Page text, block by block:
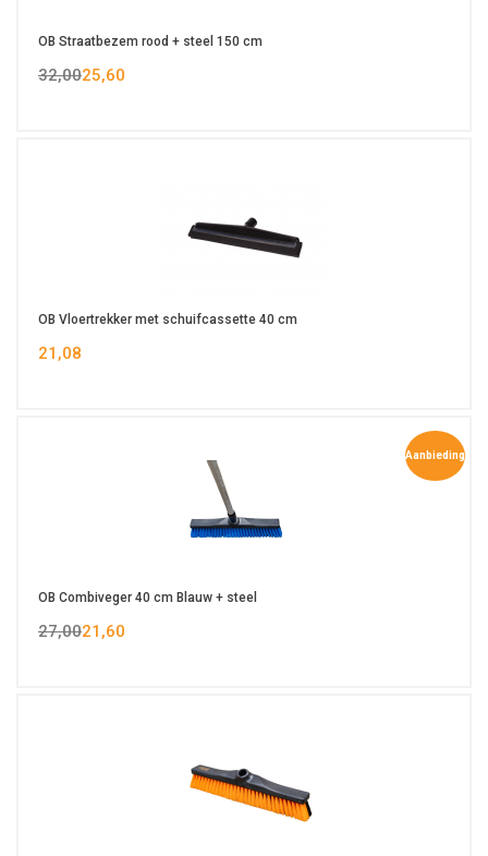
OB Straatbezem rood + steel 150 cm
32,0025,60
OB Vloertrekker met schuifcassette 40 cm
21,08
Aanbieding
OB Combiveger 40 cm Blauw + steel
27,0021,60